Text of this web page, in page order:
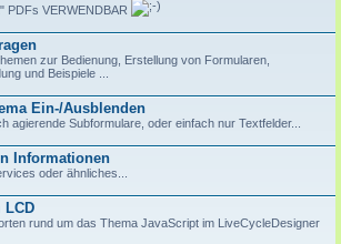
PDFs VERWENDBAR
zur Bedienung, Erstellung von Formularen,
und Beispiele ...
Ein-/Ausblenden
agierende Subformulare, oder einfach nur Textfelder...
Informationen
oder ähnliches...
LCD
rund um das Thema JavaScript im LiveCycleDesigner